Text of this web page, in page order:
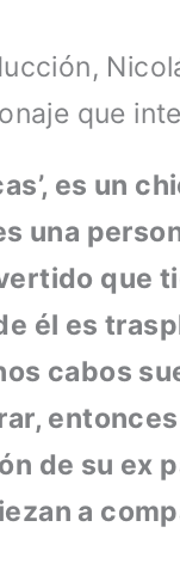
que
es un
una
que
él es
cabos
de su ex
a